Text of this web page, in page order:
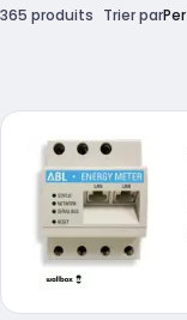
365 produits Trier par